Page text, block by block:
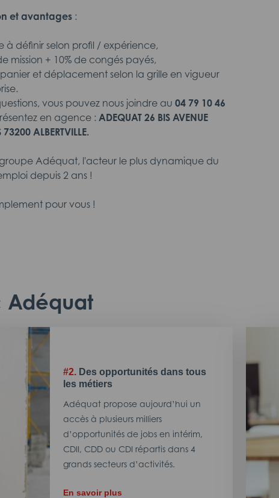
et avantages:
à définir selon profil / expérience,
mission + 10% de congés payés,
et déplacement selon la grille en vigueur
vous pouvez nous joindre au 04 79 10 46
en agence : ADEQUAT 26 BIS AVENUE
ALBERTVILLE.
Adéquat, l'acteur le plus dynamique du
depuis 2 ans !
pour vous !
Adéquat
#2. Des opportunités dans tous
les métiers
Adéquat propose aujourd’hui un
accès à plusieurs milliers
d’opportunités de jobs en intérim,
CDII, CDD ou CDI répartis dans 4
grands secteurs d’activités.
En savoir plus